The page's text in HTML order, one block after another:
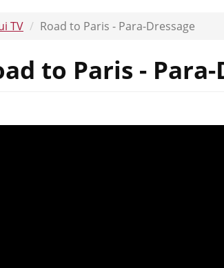
TV Road to Paris - Para-Dressage
to Paris -